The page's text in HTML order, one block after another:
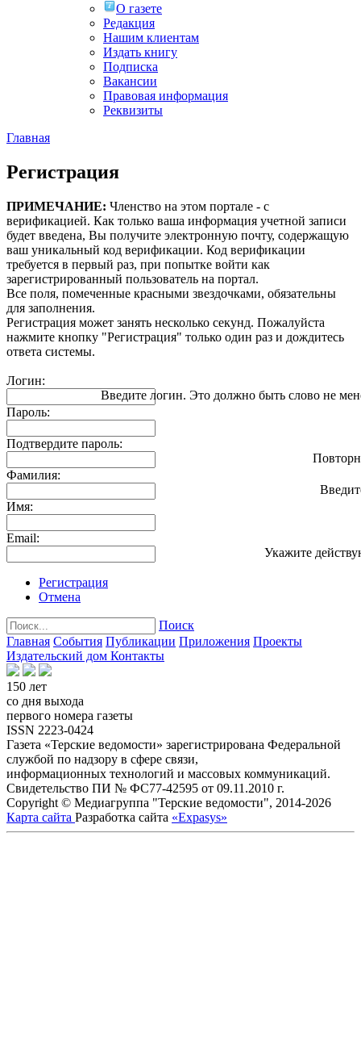
О газете
Редакция
Нашим клиентам
Издать книгу
Подписка
Вакансии
Правовая информация
Реквизиты
Главная
Регистрация
ПРИМЕЧАНИЕ: Членство на этом портале - с
верификацией. Как только ваша информация учетной записи
будет введена, Вы получите электронную почту, содержащую
ваш уникальный код верификации. Код верификации
требуется в первый раз, при попытке войти как
зарегистрированный пользователь на портал.
Все поля, помеченные красными звездочками, обязательны
для заполнения.
Регистрация может занять несколько секунд. Пожалуйста
нажмите кнопку "Регистрация" только один раз и дождитесь
ответа системы.
Логин:
Введите логин. Это должно быть слово не
Пароль:
Подтвердите пароль:
Фамилия:
Имя:
Email:
Укажите
Регистрация
Отмена
Поиск
Главная События Публикации Приложения Проекты
Издательский дом Контакты
150 лет
со дня выхода
первого номера газеты
ISSN 2223-0424
Газета «Терские ведомости» зарегистрирована Федеральной
службой по надзору в сфере связи,
информационных технологий и массовых коммуникаций.
Свидетельство ПИ № ФС77-42595 от 09.11.2010 г.
Copyright © Медиагруппа "Терские ведомости", 2014-2026
Карта сайта Разработка сайта «Expasys»